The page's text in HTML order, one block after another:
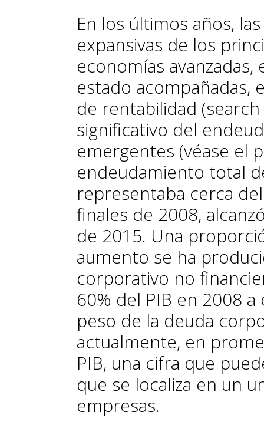
En los últimos años,
expansivas de los
economías
estado acompañadas,
de rentabilidad (
significativo del
emergentes (véase el
endeudamiento total
representaba cerca
finales de 2008,
de 2015. Una
aumento se ha
corporativo no
60% del PIB en 2008
peso de la deuda
actualmente, en
PIB, una cifra que
que se localiza en un
empresas.